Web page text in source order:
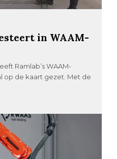
in WAAM-
Ramlab’s WAAM-
op de kaart gezet. Met de